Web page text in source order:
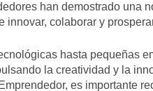
han demostrado una
innovar, colaborar y
hasta pequeñas
la creatividad y la
es importante